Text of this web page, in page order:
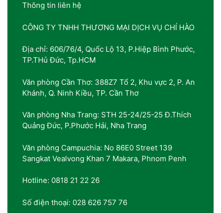
Thông tin liên hệ
CÔNG TY TNHH THƯƠNG MẠI DỊCH VỤ CHÍ HÀO
Địa chỉ: 606/76/4, Quốc Lộ 13, P.Hiệp Bình Phước,
TP.THủ Đức, Tp.HCM
Văn phòng Cần Thơ: 388Z7 Tổ 2, Khu vực 2, P. An
Khánh, Q. Ninh Kiều, TP. Cần Thơ
Văn phòng Nha Trang: STH 25-24/25-25 Đ.Thích
Quảng Đức, P.Phước Hải, Nha Trang
Văn phòng Campuchia: No 86E0 Street 139
Sangkat Vealvong Khan 7 Makara, Phnom Penh
Hotline: 0818 21 22 26
Số điện thoại: 028 626 757 76